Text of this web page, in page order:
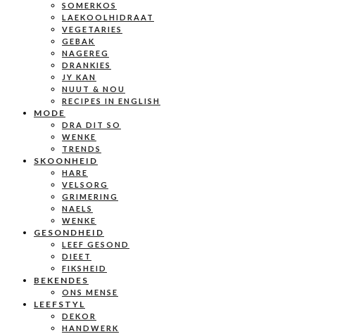
SOMERKOS
LAEKOOLHIDRAAT
VEGETARIES
GEBAK
NAGEREG
DRANKIES
JY KAN
NUUT & NOU
RECIPES IN ENGLISH
MODE
DRA DIT SO
WENKE
TRENDS
SKOONHEID
HARE
VELSORG
GRIMERING
NAELS
WENKE
GESONDHEID
LEEF GESOND
DIEET
FIKSHEID
BEKENDES
ONS MENSE
LEEFSTYL
DEKOR
HANDWERK